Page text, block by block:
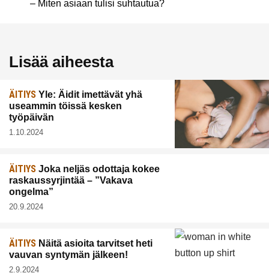
– Miten asiaan tulisi suhtautua?
Lisää aiheesta
ÄITIYS Yle: Äidit imettävät yhä
useammin töissä kesken
työpäivän
1.10.2024
ÄITIYS Joka neljäs odottaja kokee
raskaussyrjintää – ”Vakava
ongelma”
20.9.2024
ÄITIYS Näitä asioita tarvitset heti
vauvan syntymän jälkeen!
2.9.2024